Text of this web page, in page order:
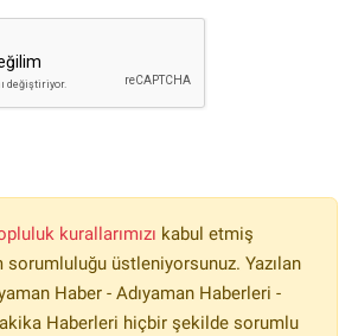
kurallarımızı kabul etmiş
sorumluluğu üstleniyorsunuz. Yazılan
Haber - Adıyaman Haberleri -
Haberleri hiçbir şekilde sorumlu